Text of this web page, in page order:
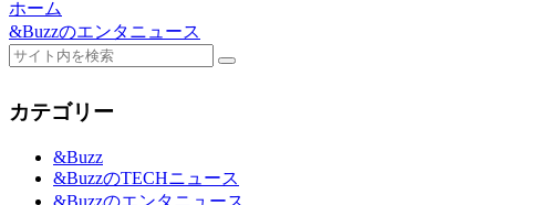
ホーム
&Buzzのエンタニュース
カテゴリー
&Buzz
&BuzzのTECHニュース
&Buzzのエンタニュース